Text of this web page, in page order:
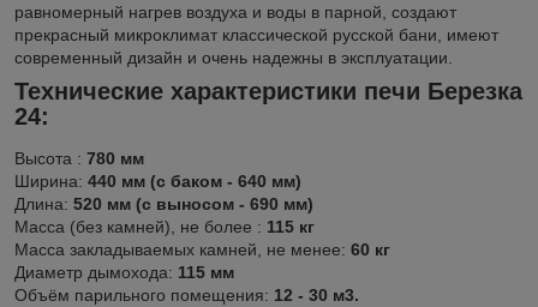
равномерный нагрев воздуха и воды в парной, создают
прекрасный микроклимат классической русской бани, имеют
современный дизайн и очень надежны в эксплуатации.
Технические характеристики печи Березка
24:
Высота : 780 мм
Ширина: 440 мм (с баком - 640 мм)
Длина: 520 мм (с выносом - 690 мм)
Масса (без камней), не более : 115 кг
Масса закладываемых камней, не менее: 60 кг
Диаметр дымохода: 115 мм
Объём парильного помещения: 12 - 30 м3.